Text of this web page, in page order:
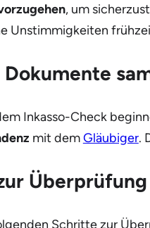
, um
Unstimmigkeiten
Inkasso-Check
mit demGläubiger.
Überprüfung
Schritte zur